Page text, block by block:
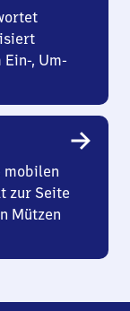
, Um-
mobilen
zur Seite
Mützen